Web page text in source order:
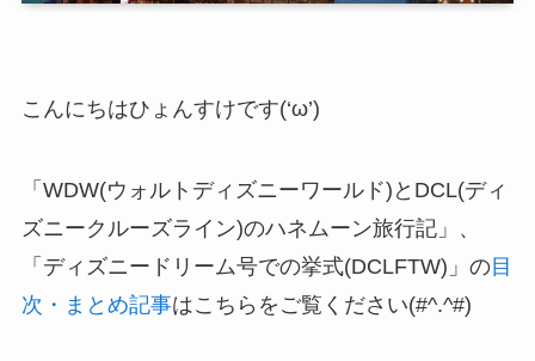
こんにちはひょんすけです(‘ω’)
「WDW(ウォルトディズニーワールド)とDCL(ディ
ズニークルーズライン)のハネムーン旅行記」、
「ディズニードリーム号での挙式(DCLFTW)」の目
次・まとめ記事はこちらをご覧ください(#^.^#)